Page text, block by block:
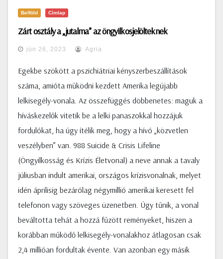
Belföld Címlap
Zárt osztály a „jutalma” az öngyilkosjelölteknek
jún 26, 2023 Agria
Egekbe szökött a pszichiátriai kényszerbeszállítások
száma, amióta működni kezdett Amerika legújabb
lelkisegély-vonala. Az összefüggés döbbenetes: maguk a
híváskezelők vitetik be a lelki panaszokkal hozzájuk
fordulókat, ha úgy ítélik meg, hogy a hívó „közvetlen
veszélyben” van. 988 Suicide & Crisis Lifeline
(Öngyilkosság és Krízis Életvonal) a neve annak a tavaly
júliusban indult amerikai, országos krízisvonalnak, melyet
idén áprilisig bezárólag négymillió amerikai keresett fel
telefonon vagy szöveges üzenetben. Úgy tűnik, a vonal
beváltotta tehát a hozzá fűzött reményeket, hiszen a
korábban működő lelkisegély-vonalakhoz átlagosan csak
2,4 millióan fordultak évente. Van azonban egy másik